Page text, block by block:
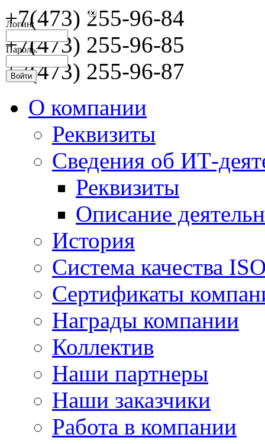
Логин:
Пароль:
+7(473) 255-96-84
+7(473) 255-96-85
+7(473) 255-96-87
О компании
Реквизиты
Сведения об ИТ-
Реквизиты
Описание
История
Система качества
Сертификаты
Награды компании
Коллектив
Наши партнеры
Наши заказчики
Работа в компании